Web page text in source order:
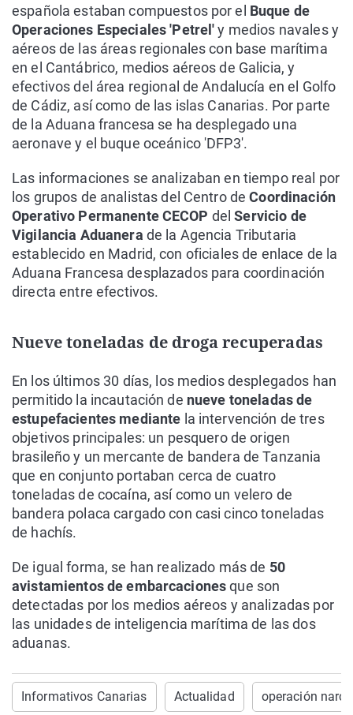
española estaban compuestos por el Buque de
Operaciones Especiales 'Petrel'y medios navales y
aéreos de las áreas regionales con base marítima
en el Cantábrico, medios aéreos de Galicia, y
efectivos del área regional de Andalucía en el Golfo
de Cádiz, así como de las islas Canarias. Por parte
de la Aduana francesa se ha desplegado una
aeronave y el buque oceánico 'DFP3'.
Las informaciones se analizaban en tiempo real por
los grupos de analistas del Centro deCoordinación
Operativo Permanente CECOP delServicio de
Vigilancia Aduanera de la Agencia Tributaria
establecido en Madrid, con oficiales de enlace de la
Aduana Francesa desplazados para coordinación
directa entre efectivos.
Nueve toneladas de droga recuperadas
En los últimos 30 días, los medios desplegados han
permitido la incautación de nueve toneladas de
estupefacientes mediante la intervención de tres
objetivos principales: un pesquero de origen
brasileño y un mercante de bandera de Tanzania
que en conjunto portaban cerca de cuatro
toneladas de cocaína, así como un velero de
bandera polaca cargado con casi cinco toneladas
de hachís.
De igual forma, se han realizado más de 50
avistamientos de embarcacionesque son
detectadas por los medios aéreos y analizadas por
las unidades de inteligencia marítima de las dos
aduanas.
Informativos Canarias Actualidad operación